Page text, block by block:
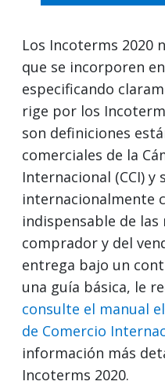
Los Incoterms 2020
que se incorporen
especificando
rige por los
son definiciones
comerciales de la
Internacional (CCI) y
internacionalmente
indispensable de
comprador y del
entrega bajo un
una guía básica, le
consulte el manual
de Comercio
información más
Incoterms 2020.